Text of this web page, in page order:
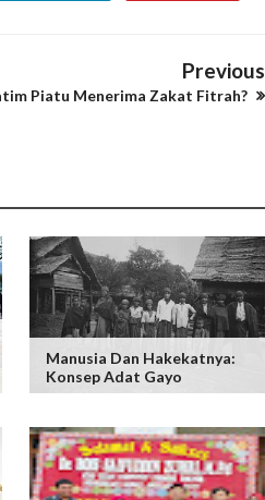
Previous
Piatu Menerima Zakat Fitrah?
Manusia Dan Hakekatnya:
Konsep Adat Gayo